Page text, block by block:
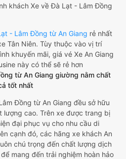
khách Xe về Đà Lạt - Lâm Đồng
- Lâm Đồng từ An Giang rẻ nhất
Tân Niên. Tùy thuộc vào vị trí
khuyến mãi, giá vé Xe An Giang
này có thể sẽ rẻ hơn
từ An Giang giường nằm chất
tốt nhất
Đồng từ An Giang đều sở hữu
lượng cao. Trên xe được trang bị
đại phục vụ cho nhu cầu di
cạnh đó, các hãng xe khách An
chú trọng đến chất lượng dịch
mang đến trải nghiệm hoàn hảo